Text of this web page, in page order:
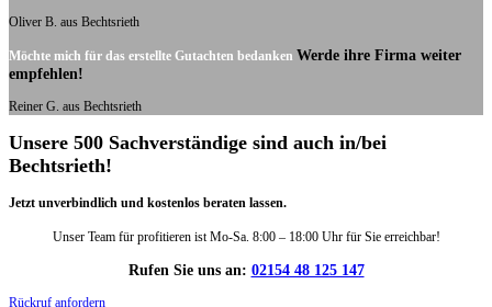
Oliver B. aus Bechtsrieth
Möchte mich für das erstellte Gutachten bedanken Werde ihre Firma weiter
empfehlen!
Reiner G. aus Bechtsrieth
Unsere 500 Sachverständige sind auch in/bei
Bechtsrieth!
Jetzt unverbindlich und kostenlos beraten lassen.
Unser Team für profitieren ist Mo-Sa. 8:00 – 18:00 Uhr für Sie erreichbar!
Rufen Sie uns an: 02154 48 125 147
Rückruf anfordern